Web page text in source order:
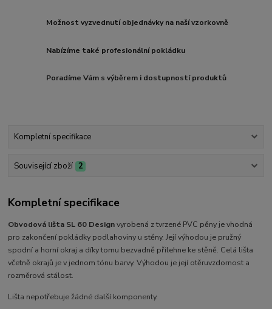
Možnost vyzvednutí objednávky na naší vzorkovně
Nabízíme také profesionální pokládku
Poradíme Vám s výběrem i dostupností produktů
Kompletní specifikace
Související zboží 2
Kompletní specifikace
Obvodová lišta SL 60 Designvyrobená z tvrzené PVC pěny je vhodná
pro zakončení pokládky podlahoviny u stěny. Její výhodou je pružný
spodní a horní okraj a díky tomu bezvadně přilehne ke stěně. Celá lišta
včetně okrajů je v jednom tónu barvy. Výhodou je její otěruvzdornost a
rozměrová stálost.
Lišta nepotřebuje žádné další komponenty.